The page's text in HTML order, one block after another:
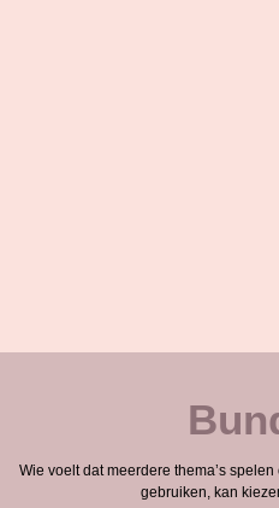
Wie voelt dat meerdere thema’s
gebruiken, kan